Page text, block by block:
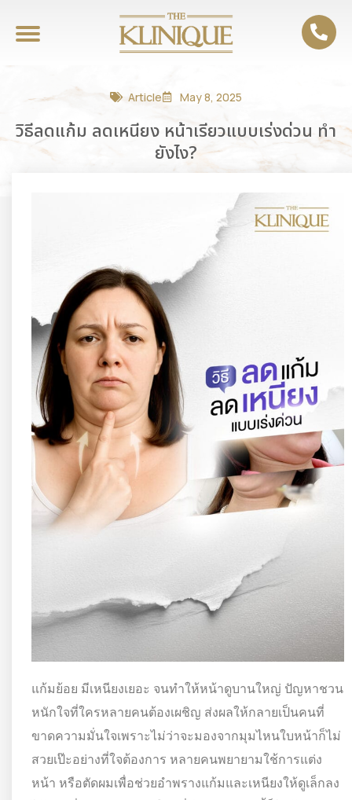
Article May 8, 2025
วิธีลดแก้ม ลดเหนียง หน้าเรียวแบบเร่งด่วน ทำ
ยังไง?
แก้มย้อย มีเหนียงเยอะ จนทำให้หน้าดูบานใหญ่ ปัญหาชวน
หนักใจที่ใครหลายคนต้องเผชิญ ส่งผลให้กลายเป็นคนที่
ขาดความมั่นใจเพราะไม่ว่าจะมองจากมุมไหนใบหน้าก็ไม่
สวยเป๊ะอย่างที่ใจต้องการ หลายคนพยายามใช้การแต่ง
หน้า หรือตัดผมเพื่อช่วยอำพรางแก้มและเหนียงให้ดูเล็กลง